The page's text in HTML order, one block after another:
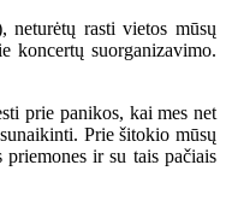
rasti vietos mūsų
koncertų suorganizavimo.
prie panikos, kai mes net
Prie šitokio mūsų
ir su tais pačiais